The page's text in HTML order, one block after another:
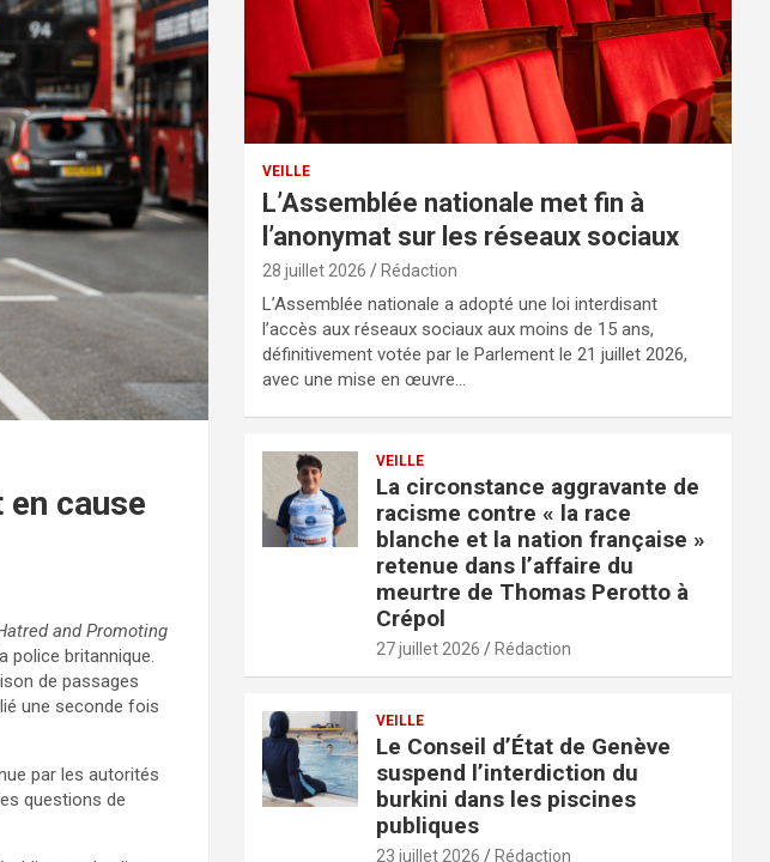
cause
and Promoting
police britannique.
de passages
une seconde fois
par les autorités
questions de
VEILLE
L’Assemblée nationale met fin à
l’anonymat sur les réseaux sociaux
28 juillet 2026 Rédaction
L’Assemblée nationale a adopté une loi interdisant
l’accès aux réseaux sociaux aux moins de 15 ans,
définitivement votée par le Parlement le 21 juillet 2026,
avec une mise en œuvre…
VEILLE
La circonstance aggravante de
racisme contre « la race
blanche et la nation française »
retenue dans l’affaire du
meurtre de Thomas Perotto à
Crépol
27 juillet 2026 Rédaction
VEILLE
Le Conseil d’État de Genève
suspend l’interdiction du
burkini dans les piscines
publiques
23 juillet 2026 Rédaction